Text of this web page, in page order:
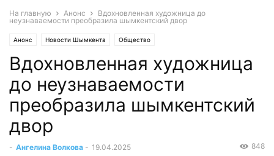
На главную Анонс
Вдохновленная художница до
неузнаваемости преобразила шымкентский двор
Анонс Новости Шымкента Общество
Вдохновленная художница
до неузнаваемости
преобразила шымкентский
двор
- Ангелина Волкова - 19.04.2025 848